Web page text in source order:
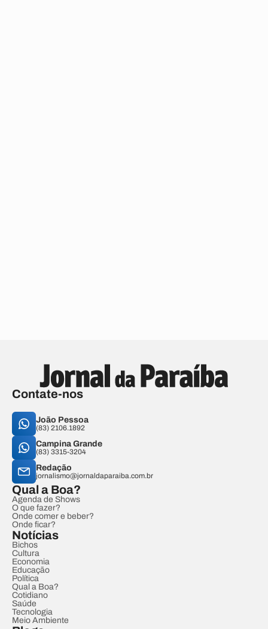
Contate-nos
João Pessoa
(83) 2106.1892
Campina Grande
(83) 3315-3204
Redação
jornalismo@jornaldaparaiba.com.br
Qual a Boa?
Agenda de Shows
O que fazer?
Onde comer e beber?
Onde ficar?
Notícias
Bichos
Cultura
Economia
Educação
Política
Qual a Boa?
Cotidiano
Saúde
Tecnologia
Meio Ambiente